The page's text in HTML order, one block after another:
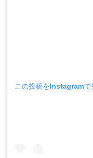
この投稿をInstagramで